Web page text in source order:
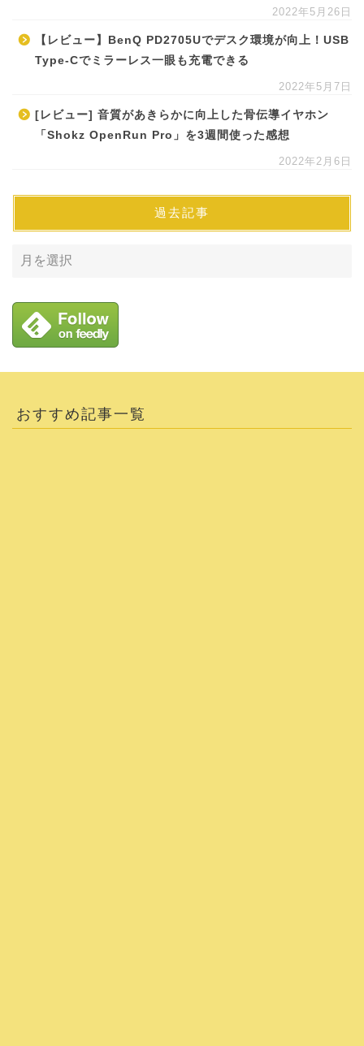
2022年5月26日
【レビュー】BenQ PD2705Uでデスク環境が向上！USB
Type-Cでミラーレス一眼も充電できる
2022年5月7日
[レビュー] 音質があきらかに向上した骨伝導イヤホン
「Shokz OpenRun Pro」を3週間使った感想
2022年2月6日
過去記事
おすすめ記事一覧